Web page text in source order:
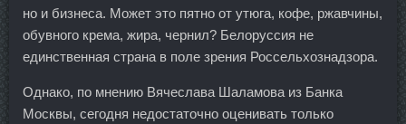
но и бизнеса. Может это пятно от утюга, кофе, ржавчины,
обувного крема, жира, чернил? Белоруссия не
единственная страна в поле зрения Россельхознадзора.
Однако, по мнению Вячеслава Шаламова из Банка
Москвы, сегодня недостаточно оценивать только